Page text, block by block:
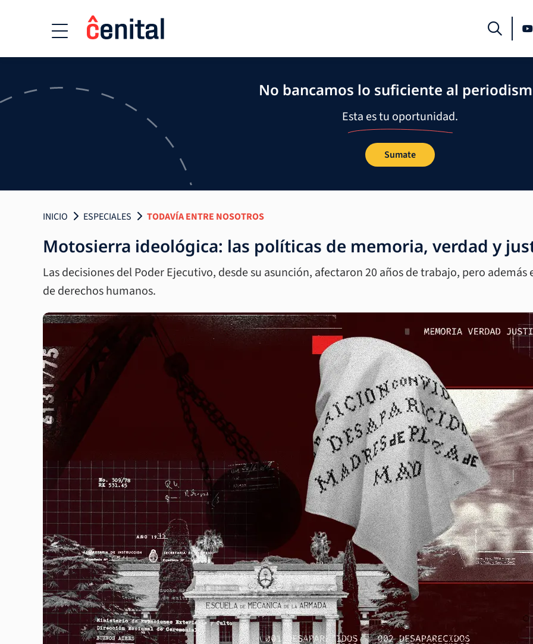
No bancamos lo suficiente al
Esta es tu oportunidad.
Sumate
INICIO ESPECIALES TODAVÍA ENTRE NOSOTROS
Motosierra ideológica: las políticas de memoria, verdad y
Las decisiones del Poder Ejecutivo, desde su asunción, afectaron 20 años de trabajo, pero
de derechos humanos.